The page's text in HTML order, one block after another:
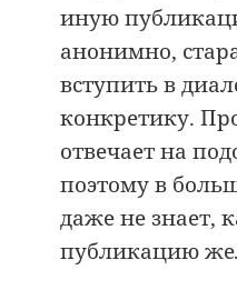
иную
анонимно,
вступить в
конкретику.
отвечает на
поэтому в
даже не знает,
публикацию